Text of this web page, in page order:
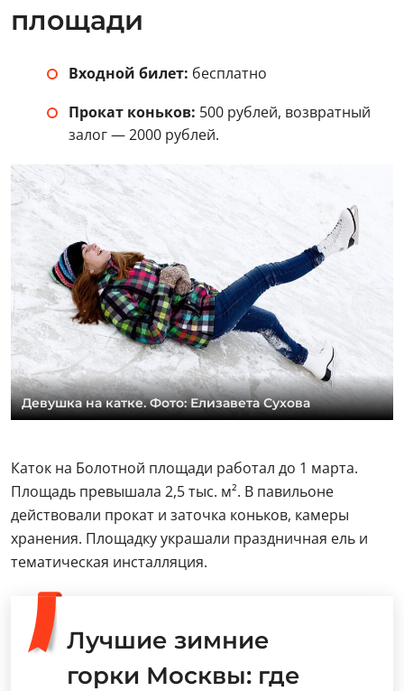
площади
Входной билет: бесплатно
Прокат коньков: 500 рублей, возвратный
залог — 2000 рублей.
Девушка на катке. Фото: Елизавета Сухова
Каток на Болотной площади работал до 1 марта.
Площадь превышала 2,5 тыс. м². В павильоне
действовали прокат и заточка коньков, камеры
хранения. Площадку украшали праздничная ель и
тематическая инсталляция.
Лучшие зимние
горки Москвы: где